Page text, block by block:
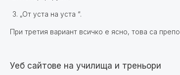
„От уста на уста “.
При третия вариант всичко е ясно, това са
Уеб сайтове на училища и треньори